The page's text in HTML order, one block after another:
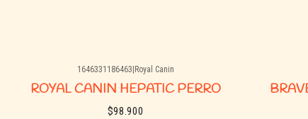
1646331186463 Royal Canin
ROYAL CANIN HEPATIC PERRO
$98.900